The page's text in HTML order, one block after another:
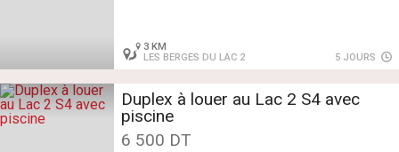
3 KM
LES BERGES DU LAC 2
5 JOURS
Duplex à louer au Lac 2 S4 avec
piscine
6 500 DT